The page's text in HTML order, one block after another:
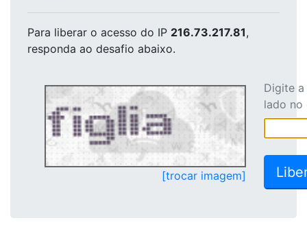
Para liberar o acesso do IP 216.73.217.81,
responda ao desafio abaixo.
[trocar imagem]
Digite
lado no